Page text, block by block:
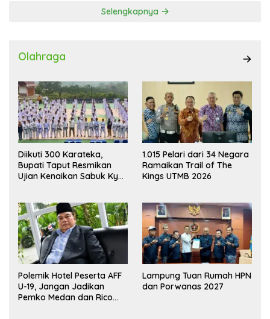
Selengkapnya
Olahraga
Diikuti 300 Karateka,
Bupati Taput Resmikan
Ujian Kenaikan Sabuk Kyu
1.015 Pelari dari 34 Negara
Ramaikan Trail of The
Kings UTMB 2026
Polemik Hotel Peserta AFF
U-19, Jangan Jadikan
Pemko Medan dan Rico
Lampung Tuan Rumah HPN
dan Porwanas 2027